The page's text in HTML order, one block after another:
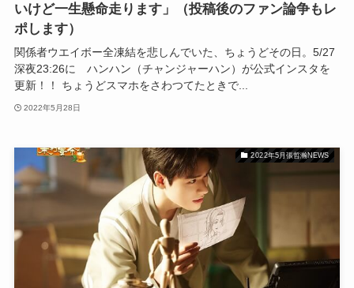
いけど一生懸命走ります」（投稿後のファン論争もレ
ポします）
関係者ウエイボー全凍結を悲しんでいた、ちょうどその日。5/27
深夜23:26に ハンハン（チャンジャーハン）が公式インスタを
更新！！ ちょうどスマホをさわつてたときで...
2022年5月28日
2022年5月張哲瀚NEWS